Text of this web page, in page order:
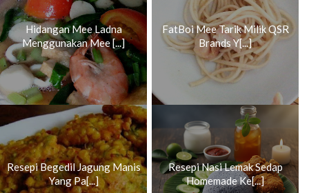
Hidangan Mee Ladna
Menggunakan Mee [...]
FatBoi Mee Tarik Milik QSR
Brands Y[...]
Resepi Begedil Jagung Manis
Yang Pa[...]
Resepi Nasi Lemak Sedap
Homemade Ke[...]